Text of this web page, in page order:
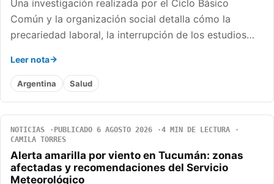
Una investigación realizada por el Ciclo Básico
Común y la organización social detalla cómo la
precariedad laboral, la interrupción de los estudios…
Leer nota
Argentina Salud
NOTICIAS PUBLICADO 6 AGOSTO 2026
4 MIN DE LECTURA
CAMILA TORRES
Alerta amarilla por viento en Tucumán: zonas
afectadas y recomendaciones del Servicio
Meteorológico